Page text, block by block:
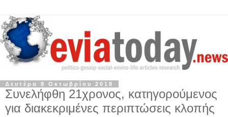
Δευτέρα 8 Οκτωβρίου 2018
Συνελήφθη 21χρονος, κατηγορούμενος
για διακεκριμένες περιπτώσεις κλοπής